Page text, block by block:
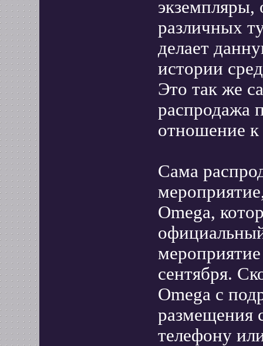
экземпляры,
различных
делает
истории
Это так же
распродажа
отношение к
Сама
Omega,
сентября.
Omega с
размещения
телефону